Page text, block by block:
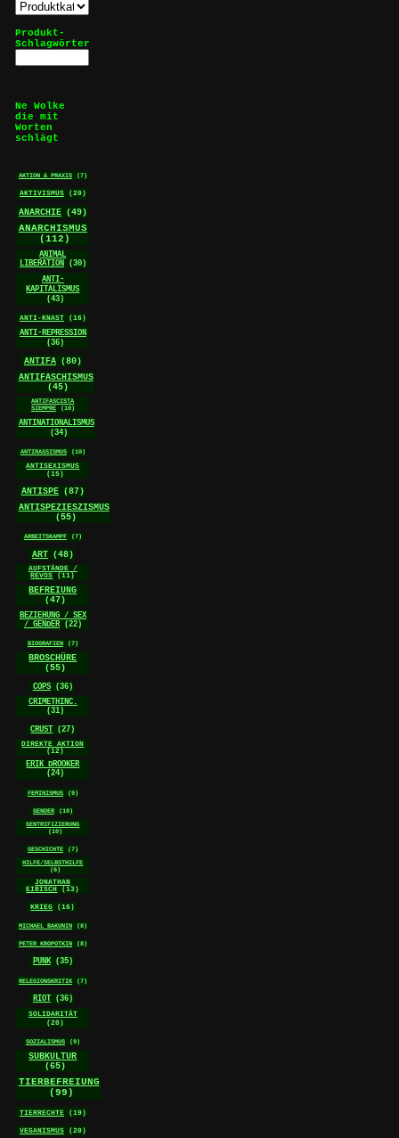
Produkt-
Schlagwörter
Ne Wolke
die mit
Worten
schlägt
AKTION & PRAXIS (7)
AKTIVISMUS (20)
ANARCHIE (49)
ANARCHISMUS
(112)
ANIMAL
LIBERATION
(30)
ANTI-
KAPITALISMUS
(43)
ANTI-KNAST (16)
ANTI-REPRESSION
(36)
ANTIFA (80)
ANTIFASCHISMUS
(45)
ANTIFASCISTA
SIEMPRE
(10)
ANTINATIONALISMUS
(34)
ANTIRASSISMUS (10)
ANTISEXISMUS
(15)
ANTISPE (87)
ANTISPEZIESZISMUS
(55)
ARBEITSKAMPF (7)
ART (48)
AUFSTÄNDE /
REVOS
(11)
BEFREIUNG
(47)
BEZIEHUNG / SEX
/ GENDER
(22)
BIOGRAFIEN (7)
BROSCHÜRE
(55)
COPS (36)
CRIMETHINC.
(31)
CRUST (27)
DIREKTE AKTION
(12)
ERIK DROOKER
(24)
FEMINISMUS (9)
GENDER
(10)
GENTRIFIZIERUNG
(10)
GESCHICHTE
(7)
HILFE/SELBSTHILFE
(6)
JONATHAN
EIBISCH
(13)
KRIEG (16)
MICHAEL BAKUNIN (8)
PETER KROPOTKIN (8)
PUNK (35)
RELEGIONSKRITIK (7)
RIOT (36)
SOLIDARITÄT
(20)
SOZIALISMUS (9)
SUBKULTUR
(65)
TIERBEFREIUNG
(99)
TIERRECHTE (19)
VEGANISMUS (20)